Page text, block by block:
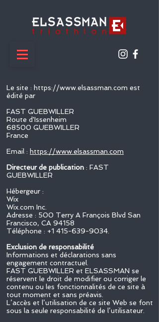
Le site : https://www.elsassman.com est
édité par
FAST GUEBWILLER
Route d'Issenheim
68500 GUEBWILLER
France
Email : https://www.elsassman.com
Directeur de publication : FAST
GUEBWILLER
Hébergeur :
Wix
Wix.com Inc.
Adresse : 500 Terry A François Blvd San
Francisco, CA 94158
Téléphone : +1 415-639-9034
Exclusion de responsabilité
Informations et déclarations sans
engagement contractuel.
FAST GUEBWILLER et ELSASSMAN se
réservent le droit de modifier ou corriger le
contenu ou les fonctionnalités de ce site à
tout moment et sans préavis.
L’accès et l’utilisation de ce site Web se font
sous la seule responsabilité de l’utilisateur.